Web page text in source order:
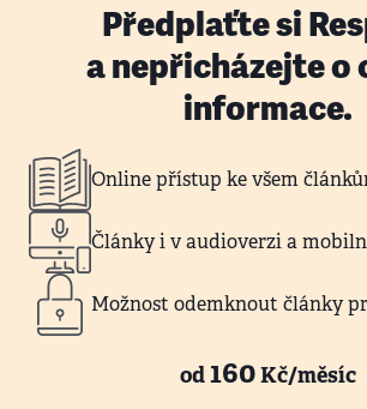
Předplaťte si
a nepřicházejte o
informace.
Online přístup ke všem
Články i v audioverzi a
Možnost odemknout články
od160Kč/měsíc